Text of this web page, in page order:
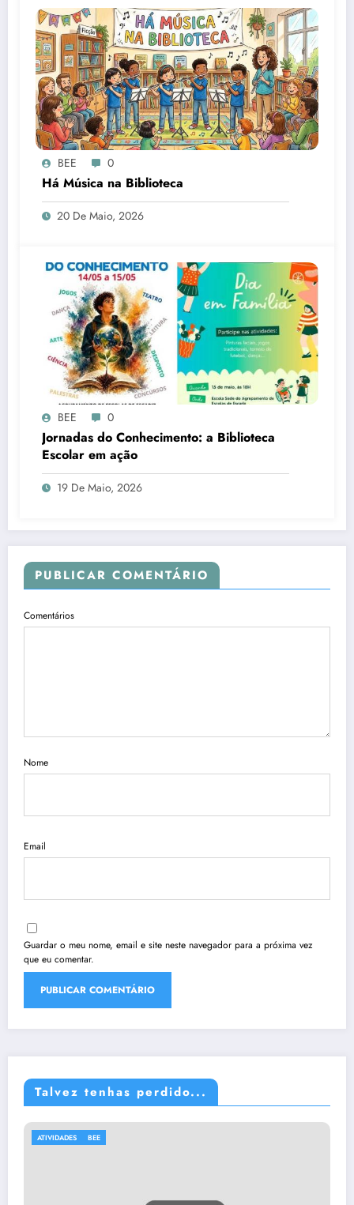
BEE 0
Há Música na Biblioteca
20 De Maio, 2026
BEE 0
Jornadas do Conhecimento: a Biblioteca
Escolar em ação
19 De Maio, 2026
PUBLICAR COMENTÁRIO
Comentários
Nome
Email
Guardar o meu nome, email e site neste navegador para a próxima vez
que eu comentar.
Talvez tenhas perdido...